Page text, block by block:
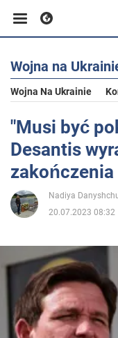
Biznes
Sport
Rozrywka
Życie
Polityka
Społeczeństwo
Wojna na
Wojna Na Ukrainie
"Musi być
Desantis
Nadiya
20.07.2023 08:32